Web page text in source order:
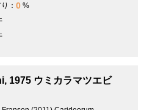
： 0 %
1975 ウミカラマツエビ